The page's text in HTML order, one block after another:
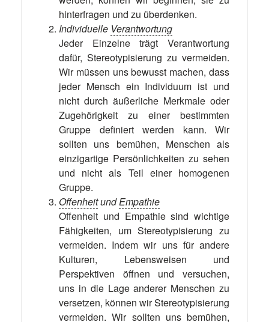
hinterfragen und zu überdenken.
Individuelle Verantwortung
Jeder Einzelne trägt Verantwortung
dafür, Stereotypisierung zu vermeiden.
Wir müssen uns bewusst machen, dass
jeder Mensch ein Individuum ist und
nicht durch äußerliche Merkmale oder
Zugehörigkeit zu einer bestimmten
Gruppe definiert werden kann. Wir
sollten uns bemühen, Menschen als
einzigartige Persönlichkeiten zu sehen
und nicht als Teil einer homogenen
Gruppe.
OffenheitundEmpathie
Offenheit und Empathie sind wichtige
Fähigkeiten, um Stereotypisierung zu
vermeiden. Indem wir uns für andere
Kulturen, Lebensweisen und
Perspektiven öffnen und versuchen,
uns in die Lage anderer Menschen zu
versetzen, können wir Stereotypisierung
vermeiden. Wir sollten uns bemühen,